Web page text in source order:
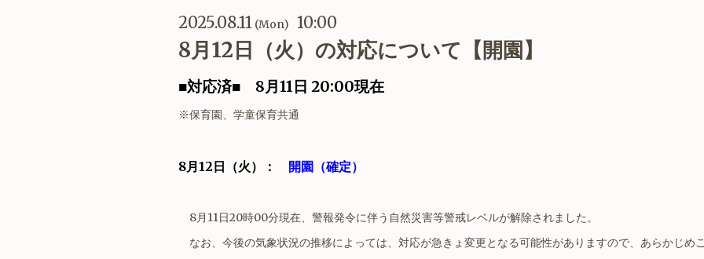
2025.08.11 (Mon) 10:00
8月12日（火）の対応について【開園】
■対応済■ 8月11日 20:00現在
※保育園、学童保育共通
8月12日（火）： 開園（確定）
8月11日20時00分現在、警報発令に伴う自然災害等警戒レベルが解除されました。
なお、今後の気象状況の推移によっては、対応が急きょ変更となる可能性がありますので、あらかじめご